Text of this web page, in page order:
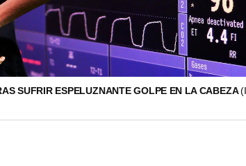
SUFRIR ESPELUZNANTE GOLPE EN LA CABEZA